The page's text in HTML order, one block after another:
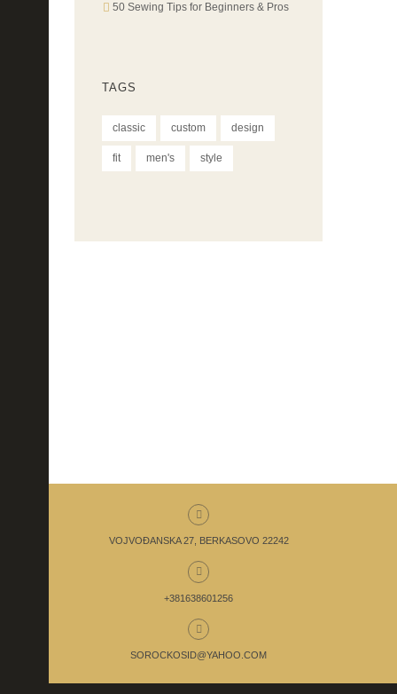
50 Sewing Tips for Beginners & Pros
TAGS
classic custom design
fit men's style
VOJVOĐANSKA 27, BERKASOVO 22242
+381638601256
SOROCKOSID@YAHOO.COM